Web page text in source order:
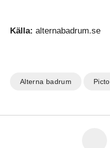
Källa: alternabadrum.se
Alterna badrum Picto